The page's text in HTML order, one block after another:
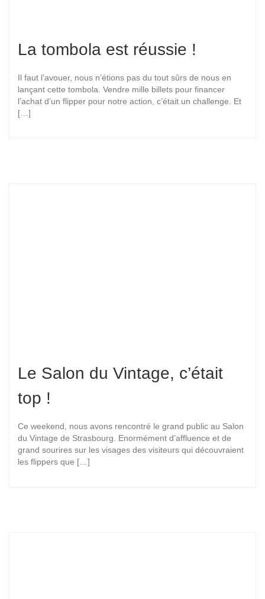
La tombola est réussie !
Il faut l’avouer, nous n’étions pas du tout sûrs de nous en
lançant cette tombola. Vendre mille billets pour financer
l’achat d’un flipper pour notre action, c’était un challenge. Et
[…]
Le Salon du Vintage, c’était
top !
Ce weekend, nous avons rencontré le grand public au Salon
du Vintage de Strasbourg. Enormément d’affluence et de
grand sourires sur les visages des visiteurs qui découvraient
les flippers que […]